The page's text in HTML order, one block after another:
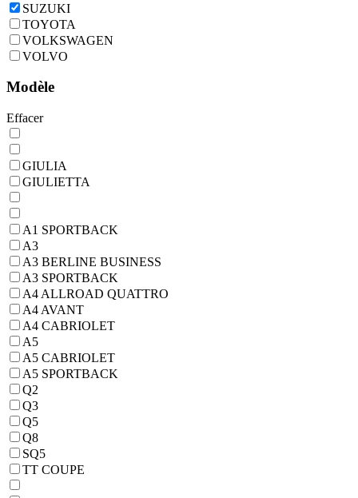
SUZUKI
TOYOTA
VOLKSWAGEN
VOLVO
Modèle
Effacer
GIULIA
GIULIETTA
A1 SPORTBACK
A3
A3 BERLINE BUSINESS
A3 SPORTBACK
A4 ALLROAD QUATTRO
A4 AVANT
A4 CABRIOLET
A5
A5 CABRIOLET
A5 SPORTBACK
Q2
Q3
Q5
Q8
SQ5
TT COUPE